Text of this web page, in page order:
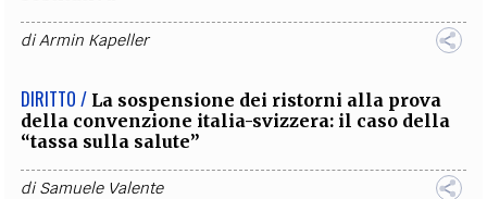
diArmin Kapeller
DIRITTO / La sospensione dei ristorni alla prova
della convenzione italia-svizzera: il caso della
“tassa sulla salute”
diSamuele Valente